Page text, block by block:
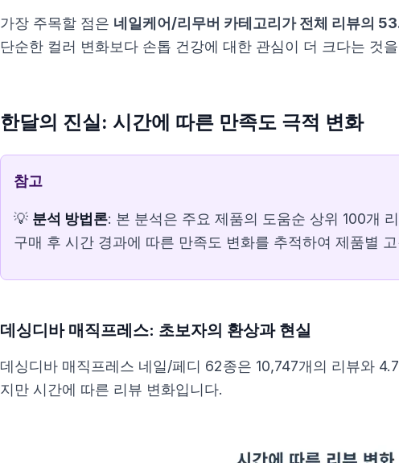
가장 주목할 점은 네일케어/리무버 카테고리가 전체 리뷰의
단순한 컬러 변화보다 손톱 건강에 대한 관심이 더 크다는 것
한달의 진실: 시간에 따른 만족도 극적 변화
참고
💡 분석 방법론: 본 분석은 주요 제품의 도움순 상위 100개
구매 후 시간 경과에 따른 만족도 변화를 추적하여 제품별
데싱디바 매직프레스: 초보자의 환상과 현실
데싱디바 매직프레스 네일/페디 62종은 10,747개의 리뷰와
지만 시간에 따른 리뷰 변화입니다.